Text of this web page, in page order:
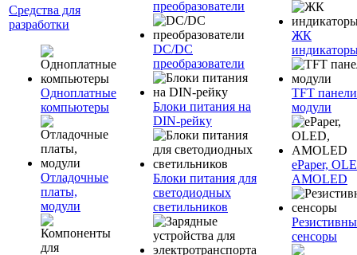
Средства для
разработки
Одноплатные
компьютеры
Отладочные
платы,
модули
преобразователи
DC/DC
преобразователи
Блоки питания на
DIN-рейку
Блоки питания для
светодиодных
светильников
ЖК
TFT
модули
ePaper,
AMOLED
сенсоры